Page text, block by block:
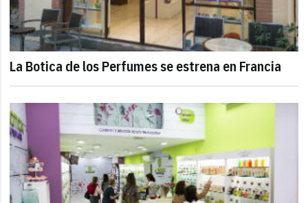
La Botica de los Perfumes se estrena en Francia